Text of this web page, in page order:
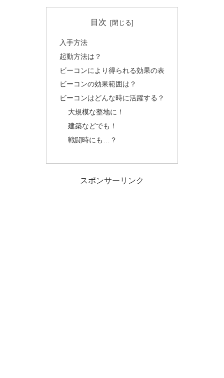
目次
入手方法
起動方法は？
ビーコンにより得られる効果の表
ビーコンの効果範囲は？
ビーコンはどんな時に活躍する？
大規模な整地に！
建築などでも！
戦闘時にも…？
スポンサーリンク